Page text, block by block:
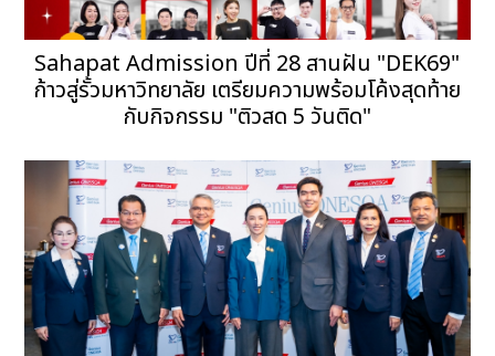
Sahapat Admission ปีที่ 28 สานฝัน "DEK69"
ก้าวสู่รั้วมหาวิทยาลัย เตรียมความพร้อมโค้งสุดท้าย
กับกิจกรรม "ติวสด 5 วันติด"